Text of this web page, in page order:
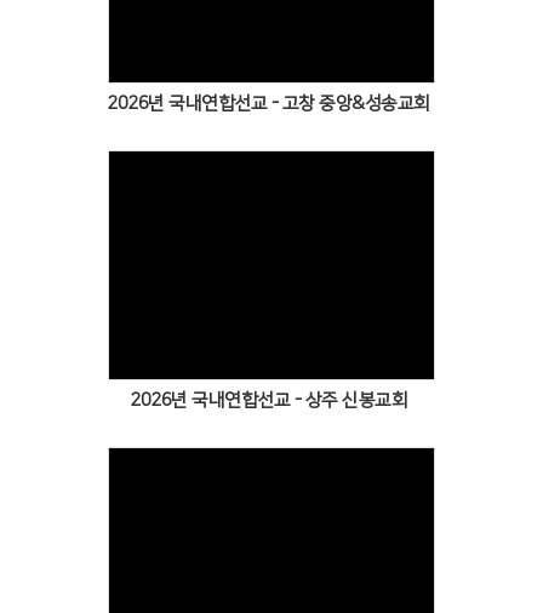
2026년 국내연합선교 - 고창 중앙&성송교회
2026년 국내연합선교 - 상주 신봉교회